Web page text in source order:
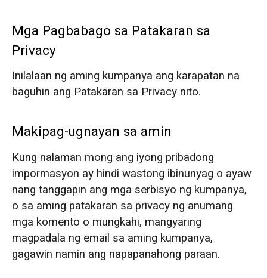
Mga Pagbabago sa Patakaran sa
Privacy
Inilalaan ng aming kumpanya ang karapatan na
baguhin ang Patakaran sa Privacy nito.
Makipag-ugnayan sa amin
Kung nalaman mong ang iyong pribadong
impormasyon ay hindi wastong ibinunyag o ayaw
nang tanggapin ang mga serbisyo ng kumpanya,
o sa aming patakaran sa privacy ng anumang
mga komento o mungkahi, mangyaring
magpadala ng email sa aming kumpanya,
gagawin namin ang napapanahong paraan.